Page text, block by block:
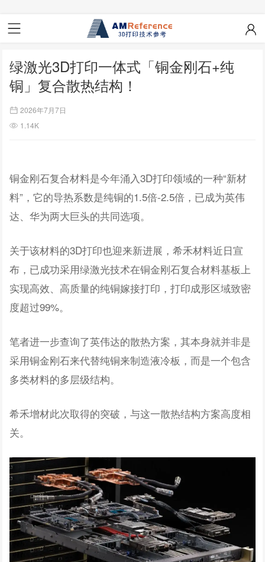
绿激光3D打印一体式「铜金刚石+纯
铜」复合散热结构！
2026年7月7日
1.14K
铜金刚石复合材料是今年涌入3D打印领域的一种“新材
料”，它的导热系数是纯铜的1.5倍-2.5倍，已成为英伟
达、华为两大巨头的共同选项。
关于该材料的3D打印也迎来新进展，希禾材料近日宣
布，已成功采用绿激光技术在铜金刚石复合材料基板上
实现高效、高质量的纯铜嫁接打印，打印成形区域致密
度超过99%。
笔者进一步查询了英伟达的散热方案，其本身就并非是
采用铜金刚石来代替纯铜来制造液冷板，而是一个包含
多类材料的多层级结构。
希禾增材此次取得的突破，与这一散热结构方案高度相
关。